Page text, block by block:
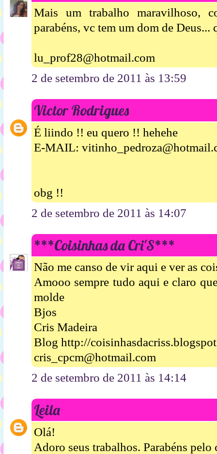
Mais um trabalho maravilhoso,
parabéns, vc tem um dom de
lu_prof28@hotmail.com
2 de setembro de 2011 às 13:59
Victor Rodrigues
É liindo !! eu quero !! hehehe
E-MAIL:
obg !!
2 de setembro de 2011 às 14:07
***Coisinhas da Cri'S***
Não me canso de vir aqui e ver as
Amooo sempre tudo aqui e claro
molde
Bjos
Cris Madeira
Blog http://
cris_cpcm@hotmail.com
2 de setembro de 2011 às 14:14
Leila
Olá!
Adoro seus trabalhos. Parabéns